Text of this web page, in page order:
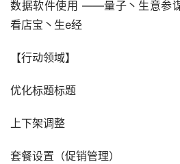
数据软件使用 ——量子丶生意参
看店宝丶生e经
【行动领域】
优化标题标题
上下架调整
套餐设置（促销管理）